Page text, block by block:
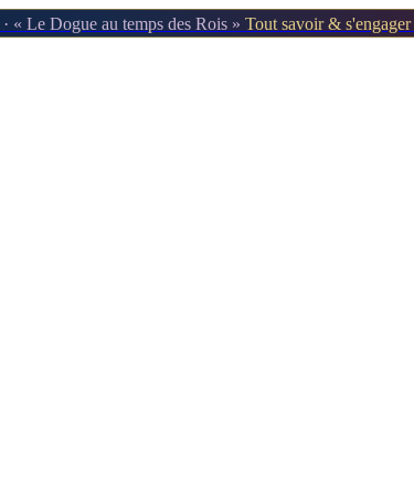
· « Le Dogue au temps des Rois » Tout savoir &